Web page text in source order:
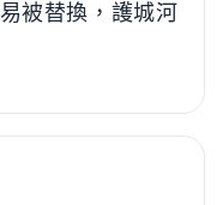
被替換，護城河